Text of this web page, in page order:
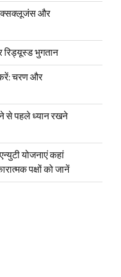
एक्सक्लूजंस और
रिड्यूस्ड भुगतान
चरण और
से पहले ध्यान रखने
योजनाएं कहां
पक्षों को जानें